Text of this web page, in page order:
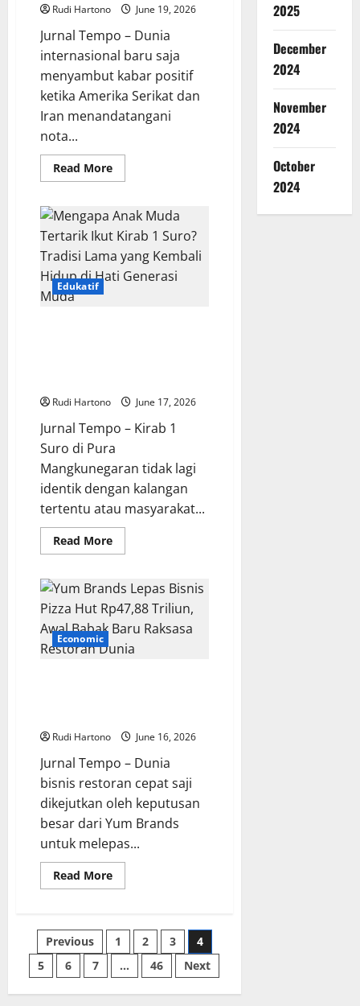
Rudi Hartono June 19, 2026
Jurnal Tempo – Dunia
internasional baru saja
menyambut kabar positif
ketika Amerika Serikat dan
Iran menandatangani
nota...
Read MoreRead
more
Meneken
Perdamaian,
AS
Kembali
Ancam
Iran
Jika
Edukatif
Rudi Hartono June 17, 2026
Jurnal Tempo – Kirab 1
Suro di Pura
Mangkunegaran tidak lagi
identik dengan kalangan
tertentu atau masyarakat...
Read MoreRead
more
Anak
Muda
Tertarik
Ikut
Kirab
Suro?
Hati
Generasi
Economic
Rudi Hartono June 16, 2026
Jurnal Tempo – Dunia
bisnis restoran cepat saji
dikejutkan oleh keputusan
besar dari Yum Brands
untuk melepas...
Read MoreRead
more
Lepas
Bisnis
Pizza
Hut
Rp47,88
Awal
Posts
pagination
Previous 1 2 3
4
5
6 7 … 46 Next
2025
December
2024
November
2024
October
2024